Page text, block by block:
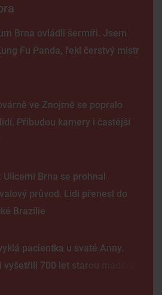
Brna ovládli šermíři. Jsem
Fu Panda, řekl čerstvý mistr
ve Znojmě se popralo
Přibudou kamery i častější
Ulicemi Brna se prohnal
průvod. Lidi přenesl do
Brazílie
pacientka u svaté Anny.
vyšetřili 700 let starou madonu